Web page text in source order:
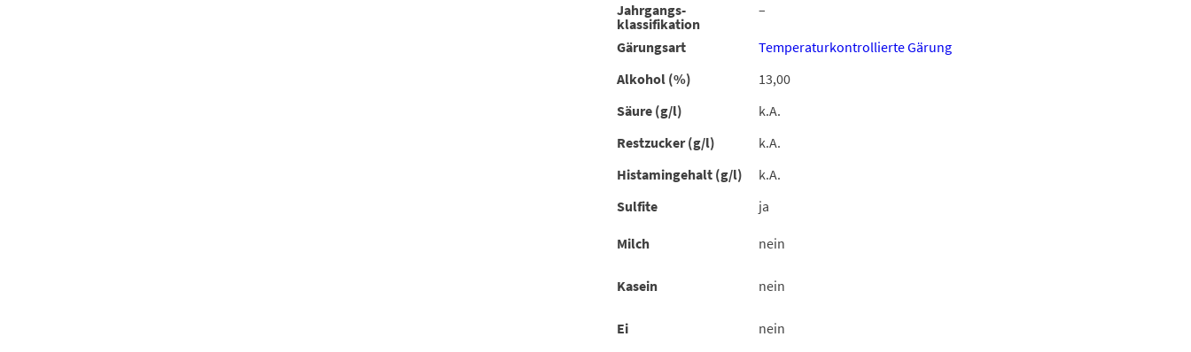
Jahrgangs-
klassifikation
–
Gärungsart
Temperaturkontrollierte Gärung
Alkohol (%)
13,00
Säure (g/l)
k.A.
Restzucker (g/l)
k.A.
Histamingehalt (g/l)
k.A.
Sulfite
ja
Milch nein
Kasein nein
Ei nein